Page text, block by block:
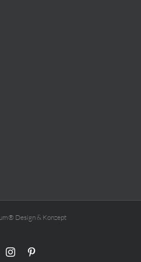
Design & Konzept
Instagram